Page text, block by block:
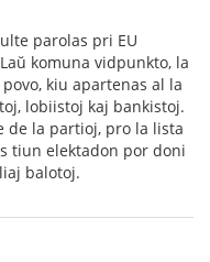
parolas pri EU
komuna vidpunkto, la
kiu apartenas al la
lobiistoj kaj bankistoj.
de la partioj, pro la lista
tiun elektadon por doni
balotoj.